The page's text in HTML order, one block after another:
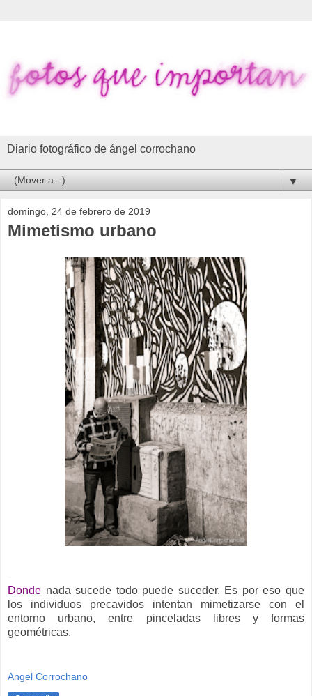
Diario fotográfico de ángel corrochano
▼
domingo, 24 de febrero de 2019
Mimetismo urbano
Donde nada sucede todo puede suceder. Es por eso que
los individuos precavidos intentan mimetizarse con el
entorno urbano, entre pinceladas libres y formas
geométricas.
Angel Corrochano